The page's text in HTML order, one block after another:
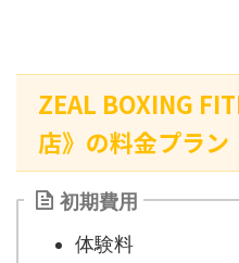
ZEAL BOXING
店》の料金プラン
初期費用
体験料